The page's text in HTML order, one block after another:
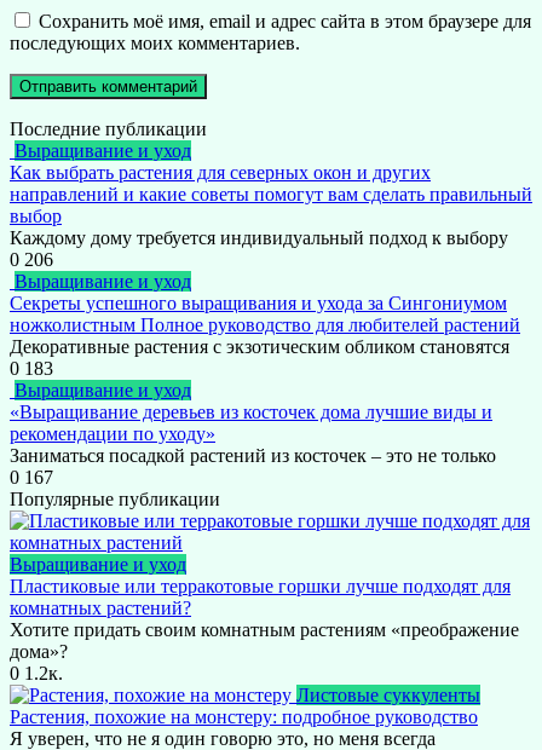
Сохранить моё имя, email и адрес сайта в этом браузере для
последующих моих комментариев.
Последние публикации
Выращивание и уход
Как выбрать растения для северных окон и других
направлений и какие советы помогут вам сделать правильный
выбор
Каждому дому требуется индивидуальный подход к выбору
0 206
Выращивание и уход
Секреты успешного выращивания и ухода за Сингониумом
ножколистным Полное руководство для любителей растений
Декоративные растения с экзотическим обликом становятся
0 183
Выращивание и уход
«Выращивание деревьев из косточек дома лучшие виды и
рекомендации по уходу»
Заниматься посадкой растений из косточек – это не только
0 167
Популярные публикации
Выращивание и уход
Пластиковые или терракотовые горшки лучше подходят для
комнатных растений?
Хотите придать своим комнатным растениям «преображение
дома»?
0 1.2к.
Листовые суккуленты
Растения, похожие на монстеру: подробное руководство
Я уверен, что не я один говорю это, но меня всегда